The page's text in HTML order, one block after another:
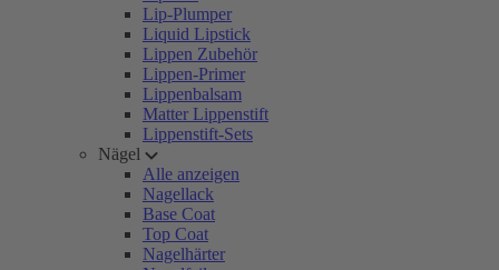
Lip-Plumper
Liquid Lipstick
Lippen Zubehör
Lippen-Primer
Lippenbalsam
Matter Lippenstift
Lippenstift-Sets
Nägel
Alle anzeigen
Nagellack
Base Coat
Top Coat
Nagelhärter